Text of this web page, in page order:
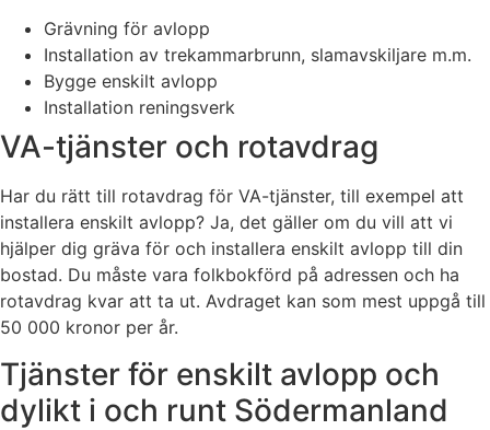
Grävning för avlopp
Installation av trekammarbrunn, slamavskiljare m.m.
Bygge enskilt avlopp
Installation reningsverk
VA-tjänster och rotavdrag
Har du rätt till rotavdrag för VA-tjänster, till exempel att
installera enskilt avlopp? Ja, det gäller om du vill att vi
hjälper dig gräva för och installera enskilt avlopp till din
bostad. Du måste vara folkbokförd på adressen och ha
rotavdrag kvar att ta ut. Avdraget kan som mest uppgå till
50 000 kronor per år.
Tjänster för enskilt avlopp och
dylikt i och runt Södermanland